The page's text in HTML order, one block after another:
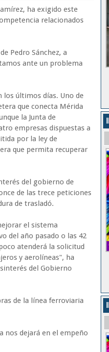
ha exigido este
relacionados
Pedro Sánchez, a
ante un problema
los últimos días. Uno de
que conecta Mérida
la Junta de
empresas dispuestas a
por la ley de
que permita recuperar
del gobierno de
de las trece peticiones
de trasladó.
el sistema
del año pasado o las 42
atenderá la solicitud
y aerolíneas", ha
del Gobierno
de la línea ferroviaria
nos dejará en el empeño